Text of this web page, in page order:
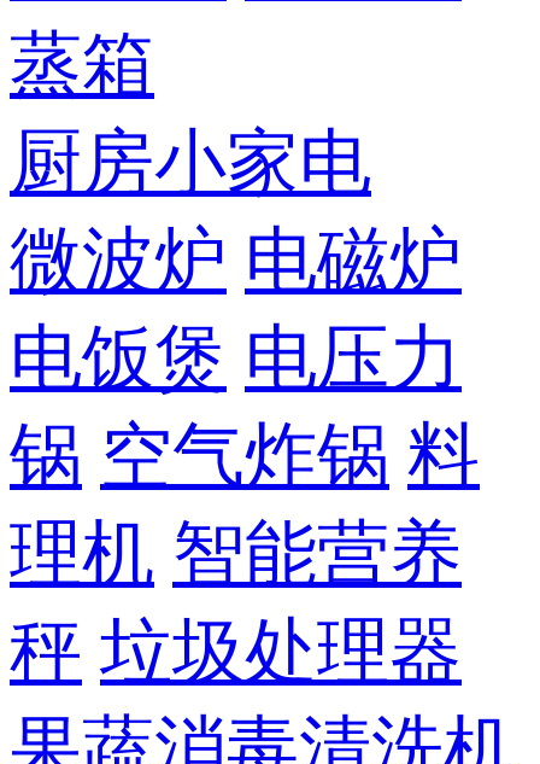
蒸箱
厨房小家电
微波炉 电磁炉
电饭煲 电压力
锅 空气炸锅 料
理机 智能营养
秤 垃圾处理器